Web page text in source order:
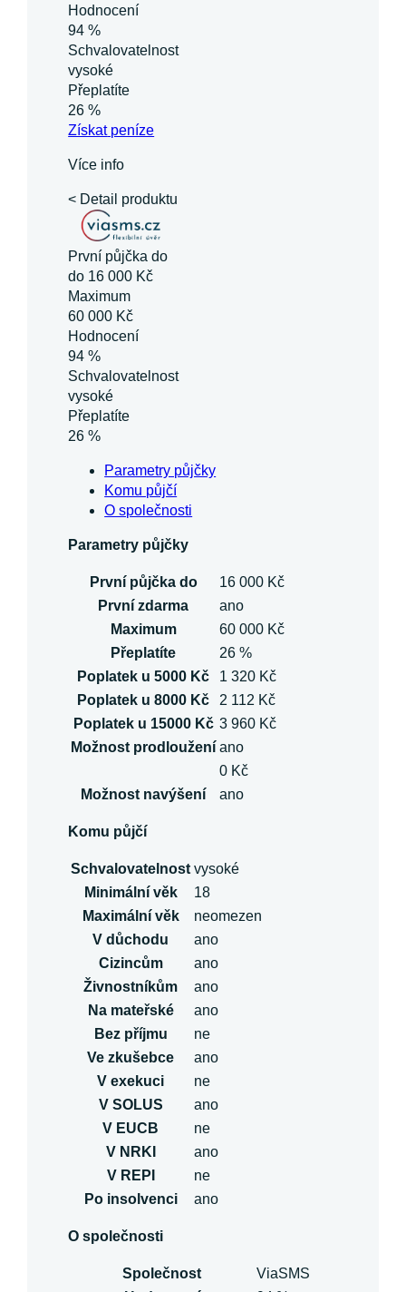
Hodnocení
94 %
Schvalovatelnost
vysoké
Přeplatíte
26 %
Získatpeníze
Více info
< Detail produktu
První půjčka do
do 16 000 Kč
Maximum
60 000 Kč
Hodnocení
94 %
Schvalovatelnost
vysoké
Přeplatíte
26 %
Parametry půjčky
Komu půjčí
O společnosti
Parametry půjčky
První půjčka do
16 000 Kč
První zdarma
ano
Maximum
60 000 Kč
Přeplatíte
26 %
Poplatek u 5000 Kč
1 320 Kč
Poplatek u 8000 Kč
2 112 Kč
Poplatek u 15000 Kč 3 960 Kč
Možnost prodloužení ano
0 Kč
Možnost navýšení
ano
Komu půjčí
Schvalovatelnost vysoké
Minimální věk
18
Maximální věk
neomezen
V důchodu
ano
Cizincům
ano
Živnostníkům
ano
Na mateřské
ano
Bez příjmu
ne
Ve zkušebce
ano
V exekuci
ne
V SOLUS
ano
V EUCB
ne
V NRKI
ano
V REPI
ne
Po insolvenci
ano
O společnosti
Společnost
ViaSMS